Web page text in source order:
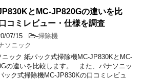
とMC-JP820Gの違いを比
コミレビュー・仕様を調査
07/15 -掃除機
ソニック
ニック 紙パック式掃除機MC-JP830KとMC-
の違いを比較します。 また、パナソニッ
ック式掃除機MC-JP830Kの口コミレビュ